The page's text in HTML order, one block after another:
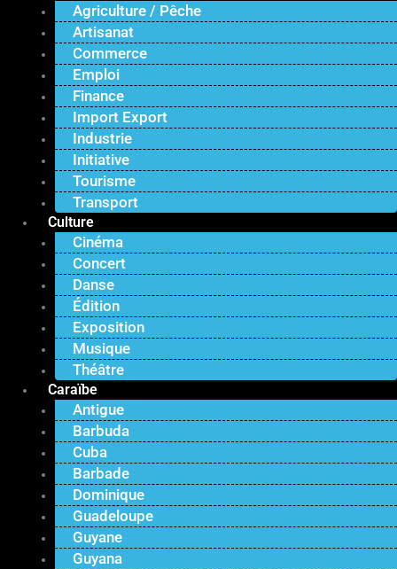
Agriculture / Pêche
Artisanat
Commerce
Emploi
Finance
Import Export
Industrie
Initiative
Tourisme
Transport
Culture
Cinéma
Concert
Danse
Édition
Exposition
Musique
Théâtre
Caraïbe
Antigue
Barbuda
Cuba
Barbade
Dominique
Guadeloupe
Guyane
Guyana